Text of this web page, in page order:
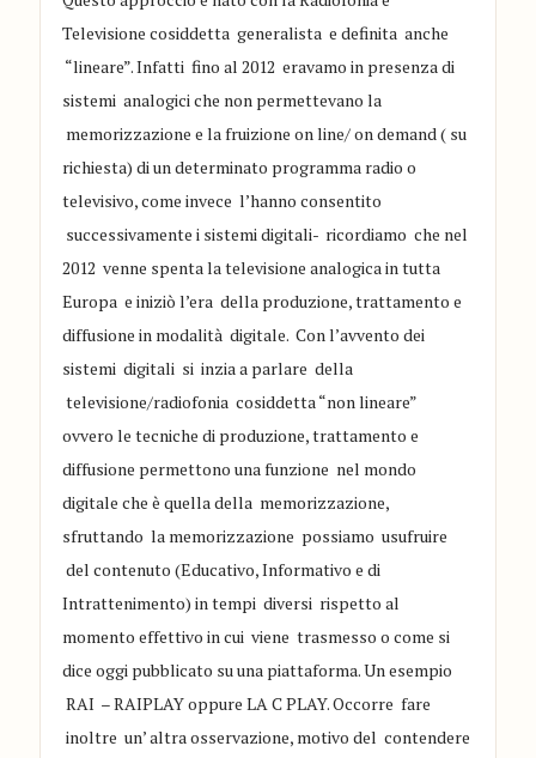
Televisionecosiddetta generalista e definita anche
“lineare”. Infatti fino al 2012 eravamo in presenza di
sistemi analogici che non permettevanola
memorizzazioneelafruizioneon line/ on demand ( su
richiesta) di un determinato programma radio o
televisivo,come invece l’hanno consentito
successivamentei sistemi digitali- ricordiamo che nel
2012 venne spenta la televisione analogica in tutta
Europa e iniziò l’era della produzione, trattamento e
diffusione in modalità digitale. Con l’avvento dei
sistemi digitali si inzia a parlare della
televisione/radiofonia cosiddetta“non lineare”
ovverole tecniche di produzione, trattamento e
diffusione permettono una funzione nel mondo
digitale che è quella della memorizzazione,
sfruttando la memorizzazione possiamo usufruire
del contenuto (Educativo, Informativo e di
Intrattenimento)in tempi diversi rispetto al
momento effettivo in cui vienetrasmesso o come si
dice oggi pubblicato su una piattaforma. Unesempio
RAI – RAIPLAYoppureLA C PLAY.Occorre fare
inoltre un’altra osservazione, motivo del contendere